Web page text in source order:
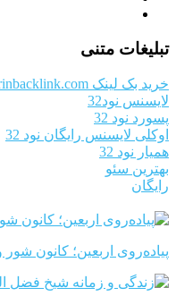
تبلیغات متنی
خرید بک لینک behtarinbacklink.com
لایسنس نود32
پسورد نود 32
اوکلی لایسنس رایگان نود 32
همیار نود 32
بهترین سئو
رایگان
پیاده‌روی اربعین؛ کانون شور